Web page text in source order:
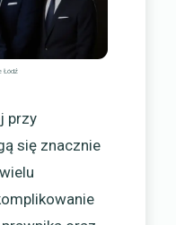
Łódź
przy
się znacznie